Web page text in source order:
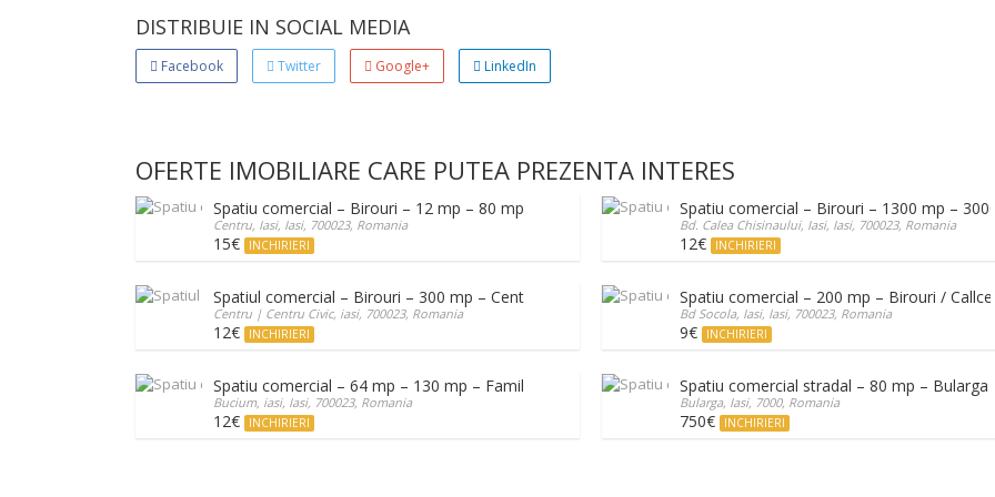
DISTRIBUIE IN SOCIAL MEDIA
Facebook Twitter Google+ LinkedIn
OFERTE IMOBILIARE CARE PUTEA PREZENTA INTERES
Spatiu comercial – Birouri – 12 mp – 80 mp – str. Cuza Voda , Centru
Centru, Iasi, Iasi, 700023, Romania
15€ INCHIRIERI
Spatiu comercial – Birouri – 1300 mp –
Bd. Calea Chisinaului, Iasi, Iasi, 700023, Romania
12€ INCHIRIERI
Spatiul comercial – Birouri – 300 mp – Centru Civic
Centru | Centru Civic, iasi, 700023, Romania
12€ INCHIRIERI
Spatiu comercial – 200 mp – Birouri /
Bd Socola, Iasi, Iasi, 700023, Romania
9€ INCHIRIERI
Spatiu comercial – 64 mp – 130 mp – Family Market Bucium
Bucium, iasi, Iasi, 700023, Romania
12€ INCHIRIERI
Spatiu comercial stradal – 80 mp – Bularga
Bularga, Iasi, 7000, Romania
750€ INCHIRIERI